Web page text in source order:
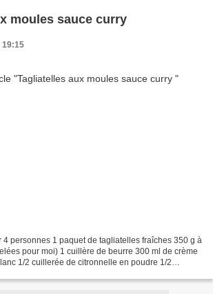
moules sauce curry
19:15
4 personnes 1 paquet de tagliatelles fraîches 350 g à
pour moi) 1 cuillère de beurre 300 ml de crème
1/2 cuillerée de citronnelle en poudre 1/2